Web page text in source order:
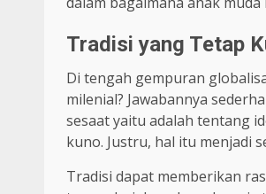
Tradisi yang Tetap
Di tengah gempuran
milenial? Jawabannya
sesaat yaitu adalah tentang
kuno. Justru, hal itu menjadi
Tradisi dapat memberikan